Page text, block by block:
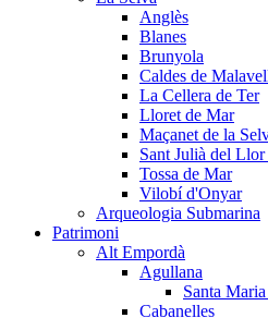
Anglès
Blanes
Brunyola
Caldes de
La Cellera de Ter
Lloret de Mar
Maçanet de la
Sant Julià del
Tossa de Mar
Vilobí d'Onyar
Arqueologia Submarina
Patrimoni
Alt Empordà
Agullana
Santa
Cabanelles